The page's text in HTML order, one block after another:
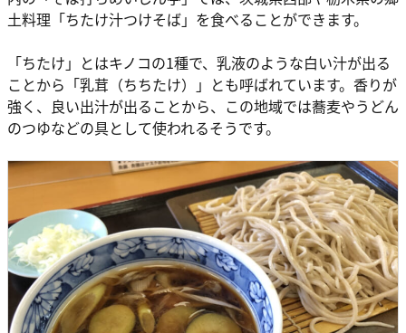
土料理「ちたけ汁つけそば」を食べることができます。
「ちたけ」とはキノコの1種で、乳液のような白い汁が出る
ことから「乳茸（ちちたけ）」とも呼ばれています。香りが
強く、良い出汁が出ることから、この地域では蕎麦やうどん
のつゆなどの具として使われるそうです。